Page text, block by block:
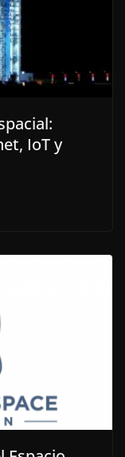
IoT y